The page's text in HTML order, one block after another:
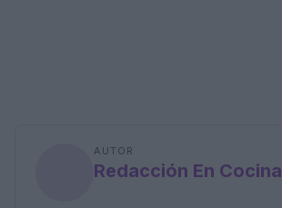
AUTOR
Redacción En Cocina